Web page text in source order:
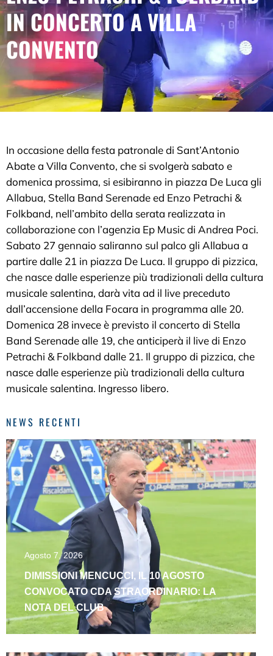
IN CONCERTO A VILLA
CONVENTO
In occasione della festa patronale di Sant’Antonio
Abate a Villa Convento, che si svolgerà sabato e
domenica prossima, si esibiranno in piazza De Luca gli
Allabua, Stella Band Serenade ed Enzo Petrachi &
Folkband, nell’ambito della serata realizzata in
collaborazione con l’agenzia Ep Music di Andrea Poci.
Sabato 27 gennaio saliranno sul palco gli Allabua a
partire dalle 21 in piazza De Luca. Il gruppo di pizzica,
che nasce dalle esperienze più tradizionali della cultura
musicale salentina, darà vita ad il live preceduto
dall’accensione della Focara in programma alle 20.
Domenica 28 invece è previsto il concerto di Stella
Band Serenade alle 19, che anticiperà il live di Enzo
Petrachi & Folkband dalle 21. Il gruppo di pizzica, che
nasce dalle esperienze più tradizionali della cultura
musicale salentina. Ingresso libero.
NEWS RECENTI
Agosto 7, 2026
DIMISSIONI MENCUCCI, IL 10 AGOSTO
CONVOCATO CDA STRAORDINARIO: LA
NOTA DEL CLUB